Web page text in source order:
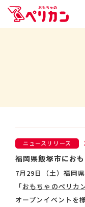
ニュースリリース
福岡県飯塚市にお
7月29日（土）福岡
「おもちゃのペリカ
オープンイベントを